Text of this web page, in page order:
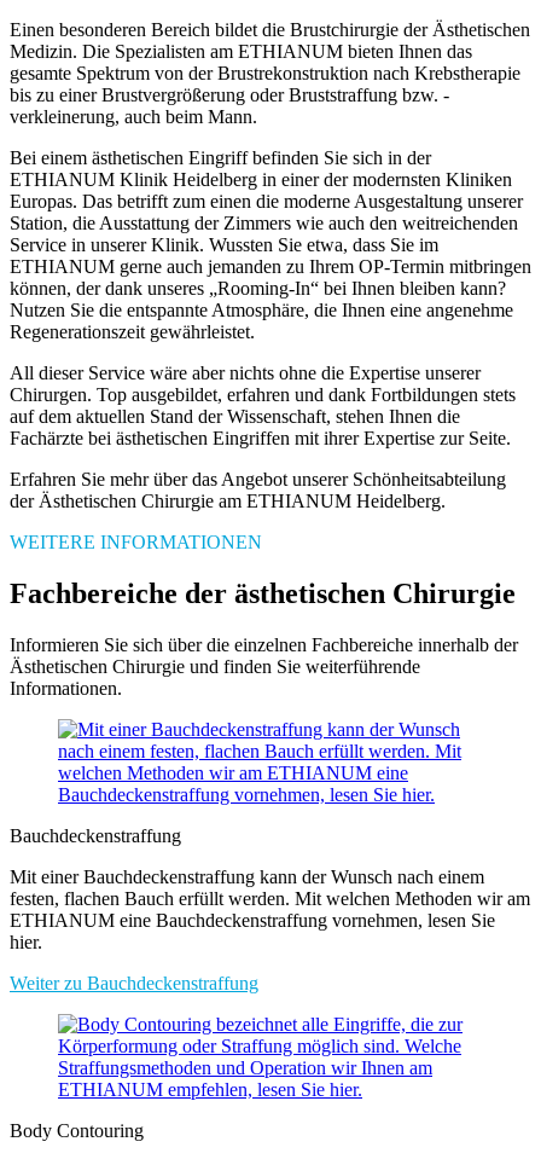
Einen besonderen Bereich bildet die Brustchirurgie der Ästhetischen
Medizin. Die Spezialisten am ETHIANUM bieten Ihnen das
gesamte Spektrum von der Brustrekonstruktion nach Krebstherapie
bis zu einer Brustvergrößerung oder Bruststraffung bzw. -
verkleinerung, auch beim Mann.
Bei einem ästhetischen Eingriff befinden Sie sich in der
ETHIANUM Klinik Heidelberg in einer der modernsten Kliniken
Europas. Das betrifft zum einen die moderne Ausgestaltung unserer
Station, die Ausstattung der Zimmers wie auch den weitreichenden
Service in unserer Klinik. Wussten Sie etwa, dass Sie im
ETHIANUM gerne auch jemanden zu Ihrem OP-Termin mitbringen
können, der dank unseres „Rooming-In“ bei Ihnen bleiben kann?
Nutzen Sie die entspannte Atmosphäre, die Ihnen eine angenehme
Regenerationszeit gewährleistet.
All dieser Service wäre aber nichts ohne die Expertise unserer
Chirurgen. Top ausgebildet, erfahren und dank Fortbildungen stets
auf dem aktuellen Stand der Wissenschaft, stehen Ihnen die
Fachärzte bei ästhetischen Eingriffen mit ihrer Expertise zur Seite.
Erfahren Sie mehr über das Angebot unserer Schönheitsabteilung
der Ästhetischen Chirurgie am ETHIANUM Heidelberg.
WEITERE INFORMATIONEN
Fachbereiche der ästhetischen Chirurgie
Informieren Sie sich über die einzelnen Fachbereiche innerhalb der
Ästhetischen Chirurgie und finden Sie weiterführende
Informationen.
Bauchdeckenstraffung
Mit einer Bauchdeckenstraffung kann der Wunsch nach einem
festen, flachen Bauch erfüllt werden. Mit welchen Methoden wir am
ETHIANUM eine Bauchdeckenstraffung vornehmen, lesen Sie
hier.
Weiter zu Bauchdeckenstraffung
Body Contouring